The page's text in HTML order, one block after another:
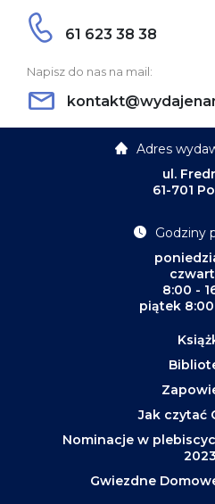
61 623 38 38
Napisz do nas na mail:
Adres
ul.
61-701
Godziny
8:00 -
piątek 8:00
Jak czytać
Nominacje w
2023
Gwiezdne